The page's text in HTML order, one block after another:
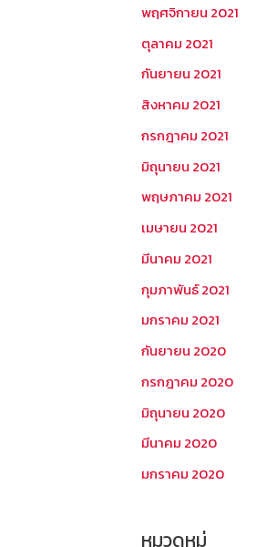
พฤศจิกายน 2021
ตุลาคม 2021
กันยายน 2021
สิงหาคม 2021
กรกฎาคม 2021
มิถุนายน 2021
พฤษภาคม 2021
เมษายน 2021
มีนาคม 2021
กุมภาพันธ์ 2021
มกราคม 2021
กันยายน 2020
กรกฎาคม 2020
มิถุนายน 2020
มีนาคม 2020
มกราคม 2020
หมวดหมู่